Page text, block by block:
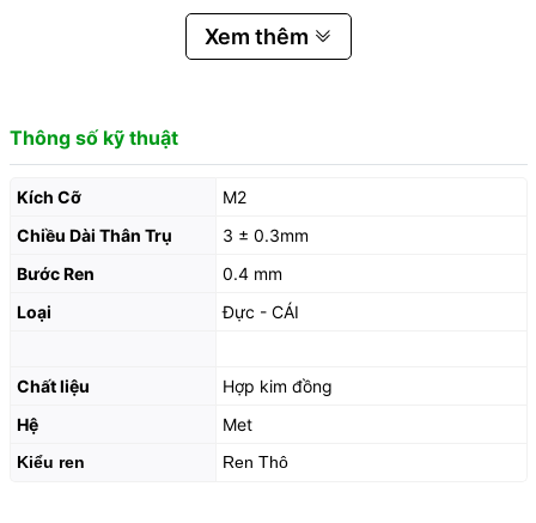
Xem thêm
Thông số kỹ thuật
Kích Cỡ
M2
Chiều Dài Thân Trụ
3 ± 0.3mm
Bước Ren
0.4 mm
Loại
Đực - CÁI
Chất liệu
Hợp kim đồng
Hệ
Met
Kiểu ren Ren Thô